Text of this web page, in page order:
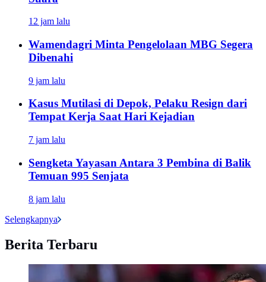
12 jam lalu
Wamendagri Minta Pengelolaan MBG Segera
Dibenahi
9 jam lalu
Kasus Mutilasi di Depok, Pelaku Resign dari
Tempat Kerja Saat Hari Kejadian
7 jam lalu
Sengketa Yayasan Antara 3 Pembina di Balik
Temuan 995 Senjata
8 jam lalu
Selengkapnya
Berita Terbaru